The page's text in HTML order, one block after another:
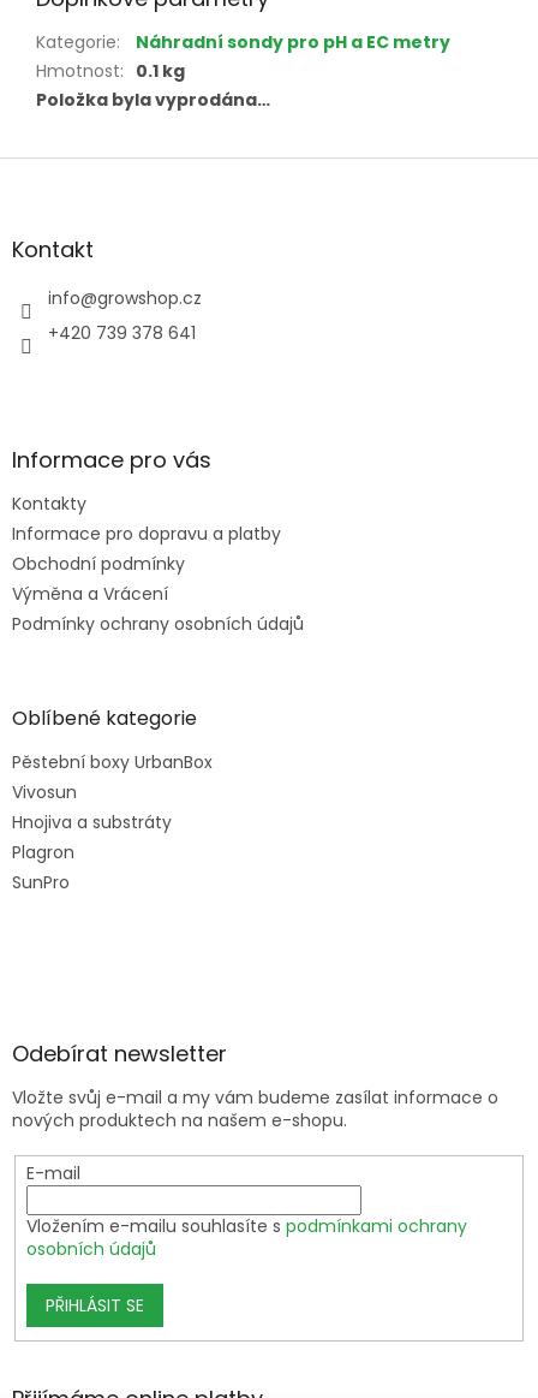
Kategorie:
Náhradní sondy pro pH a EC metry
Hmotnost: 0.1 kg
Položka byla vyprodána…
Z
aKontakt
info@growshop.cz
+420 739 378 641
Informace pro vás
Kontakty
Informace pro dopravu a platby
Obchodní podmínky
Výměna a Vrácení
Podmínky ochrany osobních údajů
Oblíbené kategorie
Pěstební boxy UrbanBox
Vivosun
Hnojiva a substráty
Plagron
SunPro
Odebírat newsletter
Vložte svůj e-mail a my vám budeme zasílat informace o
nových produktech na našem e-shopu.
E-mail
Vložením e-mailu souhlasíte s podmínkami ochrany
osobních údajů
PŘIHLÁSIT SE